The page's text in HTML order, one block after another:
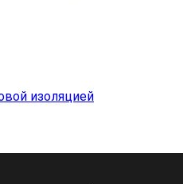
изоляцией